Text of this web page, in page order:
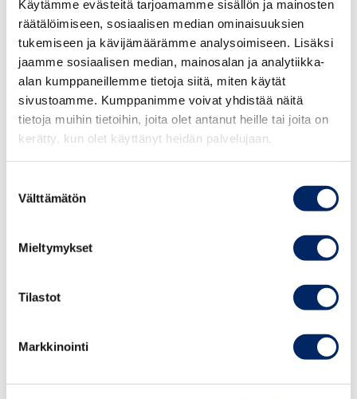
Käytämme evästeitä tarjoamamme sisällön ja mainosten
räätälöimiseen, sosiaalisen median ominaisuuksien
tukemiseen ja kävijämäärämme analysoimiseen. Lisäksi
jaamme sosiaalisen median, mainosalan ja analytiikka-
alan kumppaneillemme tietoja siitä, miten käytät
sivustoamme. Kumppanimme voivat yhdistää näitä
tietoja muihin tietoihin, joita olet antanut heille tai joita on
kerätty, kun olet käyttänyt heidän palvelujaan.
valinta
Välttämätön
Mieltymykset
Tilastot
Markkinointi
Ville Kajala
JOHTAVA ASIANTUNTIJA, YHTIÖ- JA
ARVOPAPERIMARKKINAOIKEUS, CORPORATE
GOVERNANCE
ville.kajala@chamber.fi
+358 50 376 1460